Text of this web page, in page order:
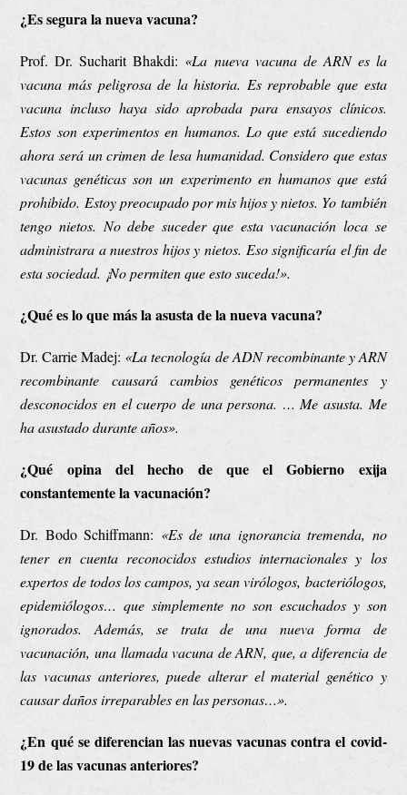
¿Es segura la nueva vacuna?
Prof. Dr. Sucharit Bhakdi: «La nueva vacuna de ARN es la
vacuna más peligrosa de la historia. Es reprobable que esta
vacuna incluso haya sido aprobada para ensayos clínicos.
Estos son experimentos en humanos. Lo que está sucediendo
ahora será un crimen de lesa humanidad. Considero que estas
vacunas genéticas son un experimento en humanos que está
prohibido. Estoy preocupado por mis hijos y nietos. Yo también
tengo nietos. No debe suceder que esta vacunación loca se
administrara a nuestros hijos y nietos. Eso significaría el fin de
esta sociedad. ¡No permiten que esto suceda!».
¿Qué es lo que más la asusta de la nueva vacuna?
Dr. Carrie Madej: «La tecnología de ADNrecombinantey ARN
recombinante causará cambios genéticos permanentes y
desconocidos en el cuerpo de unapersona. … Me asusta. Me
ha asustado durante años».
¿Qué opina del hecho de que el Gobierno exija
constantemente la vacunación?
Dr. Bodo Schiffmann: «Es de una ignorancia tremenda, no
tener en cuenta reconocidos estudios internacionales y los
expertos de todos los campos, ya sean virólogos, bacteriólogos,
epidemiólogos… que simplemente no son escuchados y son
ignorados. Además, se trata de una nueva forma de
vacunación, una llamada vacuna de ARN, que, a diferencia de
las vacunas anteriores, puede alterar el material genético y
causar daños irreparables en las personas…».
¿En qué se diferencian las nuevas vacunas contra el covid-
19 de las vacunas anteriores?